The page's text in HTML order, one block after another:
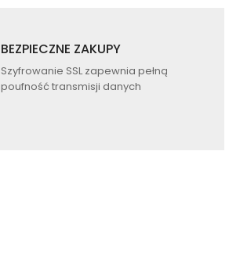
BEZPIECZNE ZAKUPY
Szyfrowanie SSL zapewnia pełną
poufność transmisji danych